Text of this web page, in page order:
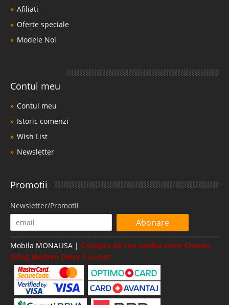
Afiliati
Oferte speciale
Modele Noi
Contul meu
Contul meu
Istoric comenzi
Wish List
Newsletter
Promotii
Newsletter/Promotii
Abonare
Mobila MONALISA | Canapea de Lux catifea crem Chester
living Modern Dolce 3 Locuri